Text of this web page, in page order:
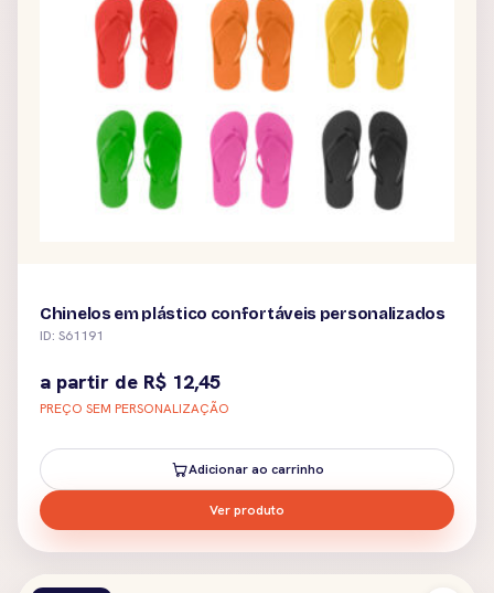
Chinelos em plástico confortáveis personalizados
ID: S61191
a partir de R$ 12,45
PREÇO SEM PERSONALIZAÇÃO
Adicionar ao carrinho
Ver produto